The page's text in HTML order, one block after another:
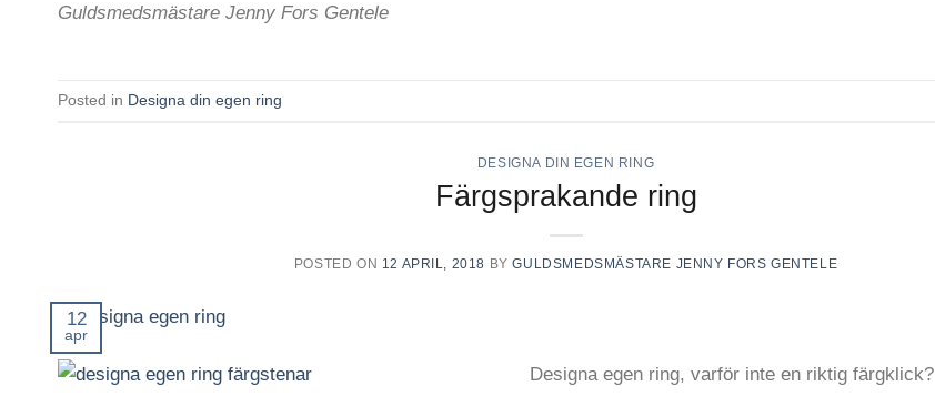
Guldsmedsmästare Jenny Fors Gentele
Posted in Designa din egen ring
DESIGNA DIN EGEN RING
Färgsprakande ring
POSTED ON 12 APRIL, 2018 BYGULDSMEDSMÄSTARE JENNY FORS GENTELE
12
apr
Designa egen ring, varför inte en riktig färgklick?